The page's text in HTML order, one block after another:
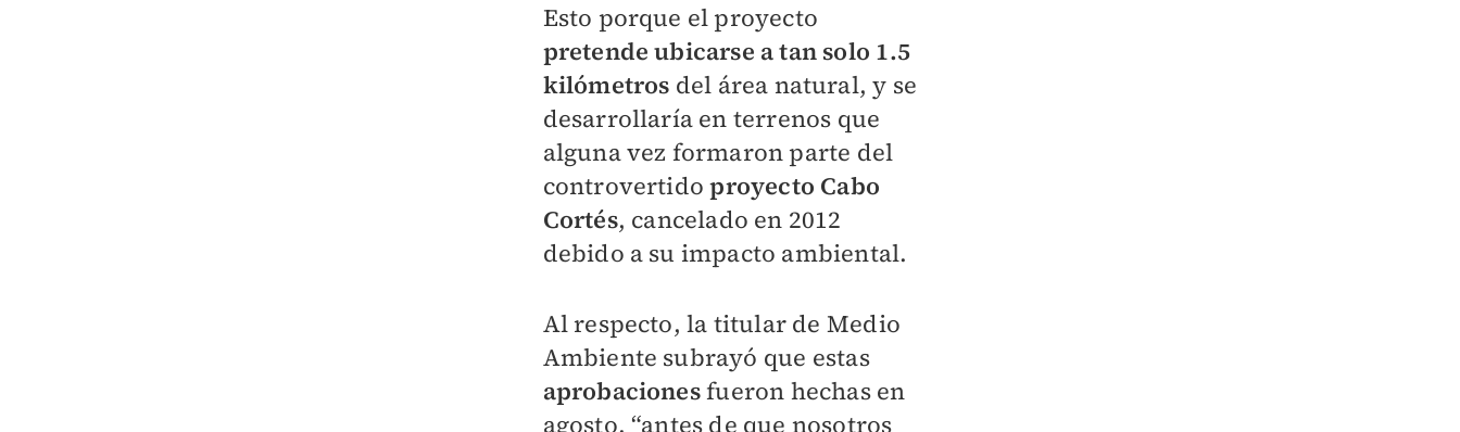
Esto porque el proyecto
pretende ubicarse a tan solo 1.5
kilómetros del área natural, y se
desarrollaría en terrenos que
alguna vez formaron parte del
controvertidoproyecto Cabo
Cortés, cancelado en 2012
debido a su impacto ambiental.
Al respecto, la titular de Medio
Ambiente subrayó que estas
aprobacionesfueron hechas en
agosto, “antes de que nosotros